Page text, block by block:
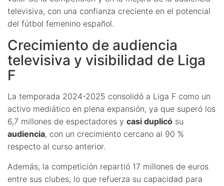
televisiva, con una confianza creciente en el potencial
del fútbol femenino español.
Crecimiento de audiencia
televisiva y visibilidad de Liga
F
La temporada 2024-2025 consolidó a Liga F como un
activo mediático en plena expansión, ya que superó los
6,7 millones de espectadores y casi duplicó su
audiencia, con un crecimiento cercano al 90 %
respecto al curso anterior.
Además, la competición repartió 17 millones de euros
entre sus clubes, lo que refuerza su capacidad para